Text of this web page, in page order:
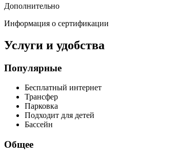
Дополнительно
Информация о сертификации
Услуги и удобства
Популярные
Бесплатный интернет
Трансфер
Парковка
Подходит для детей
Бассейн
Общее